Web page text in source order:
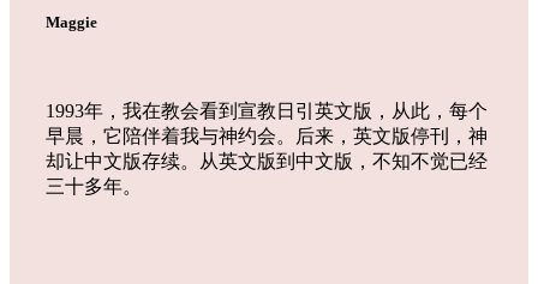
Maggie
1993年，我在教会看到宣教日引英文版，从此，每个
早晨，它陪伴着我与神约会。后来，英文版停刊，神
却让中文版存续。从英文版到中文版，不知不觉已经
三十多年。